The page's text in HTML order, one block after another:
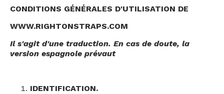
CONDITIONS GÉNÉRALES D'UTILISATION DE
WWW.RIGHTONSTRAPS.COM
Il s'agit d'une traduction. En cas de doute, la
version espagnole prévaut
IDENTIFICATION.